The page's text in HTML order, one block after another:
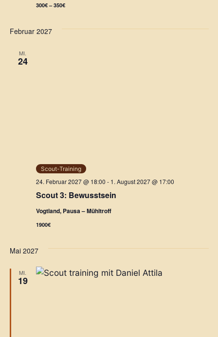
300€ – 350€
Februar 2027
MI.
24
Scout 3: Bewusstsein
Scout-Training
24. Februar 2027 @ 18:00 - 1. August 2027 @ 17:00
Vogtland, Pausa – Mühltroff
1900€
Mai 2027
MI.
19